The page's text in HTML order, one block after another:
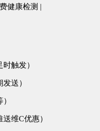
健康检测 |
触发）
送）
维C优惠）